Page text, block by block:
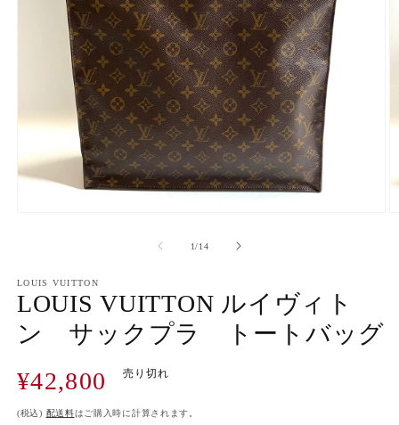
で
メ
デ
ィ
ア
を
開
く
1/の
14
LOUIS VUITTON
LOUIS VUITTON ルイヴィト
ン サックプラ トートバッグ
通
常
価
¥42,800 売り切れ
(税込) 配送料はご購入時に計算されます。